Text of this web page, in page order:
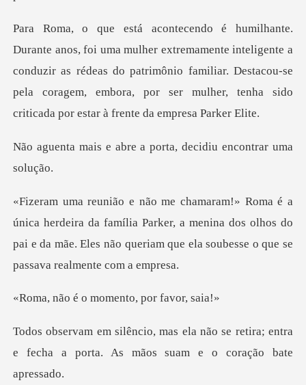
te inteligente a
conduzir as rédeas do patrimônio familiar. Destacou-se
pela coragem, e
re a porta, decidiu e
da família Parker, a menina dos olhos do
pai e da mãe. Eles não q
o momento, po
o se retira; entra
e fecha a porta. As